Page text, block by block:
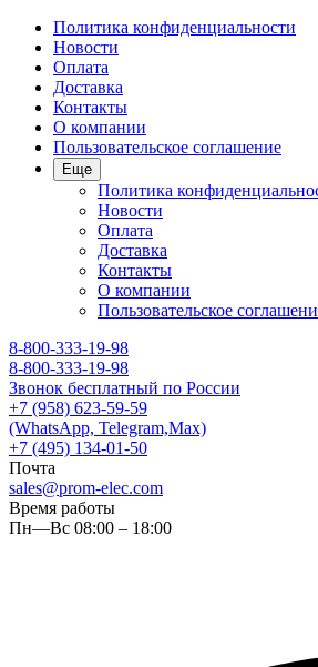
Политика конфиденциальности
Новости
Оплата
Доставка
Контакты
О компании
Пользовательское соглашение
Еще
Политика
Новости
Оплата
Доставка
Контакты
О компании
Пользовательское
8-800-333-19-98
8-800-333-19-98
Звонок бесплатный по России
+7 (958) 623-59-59
(WhatsApp, Telegram,Max)
+7 (495) 134-01-50
Почта
sales@prom-elec.com
Время работы
Пн—Вс 08:00 – 18:00